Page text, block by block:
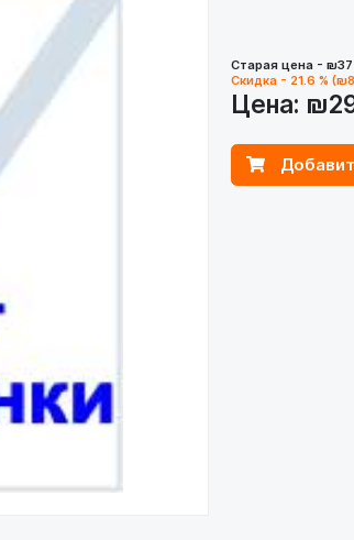
Старая цена - ₪37
Скидка - 21.6 %
Цена: